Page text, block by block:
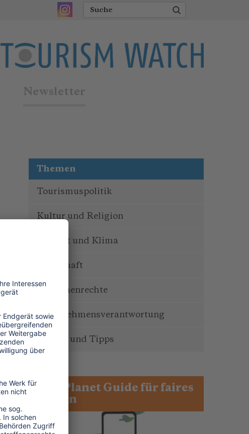
Newsletter
Themen
Tourismuspolitik
Kultur und Religion
Umwelt und Klima
Wirtschaft
Menschenrechte
Unternehmensverantwortung
Service und Tipps
One Planet Guide für faires
Reisen